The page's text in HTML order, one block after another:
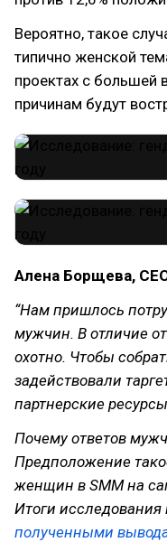
Вероятно, такое
типично женской
проектах с большей
причинам будут
Алена Борщева,
“Нам пришлось
мужчин. В отличие
охотно. Чтобы
задействовали
партнерские
Почему ответов
Предположение
женщин в SMM на
Итоги
полученными